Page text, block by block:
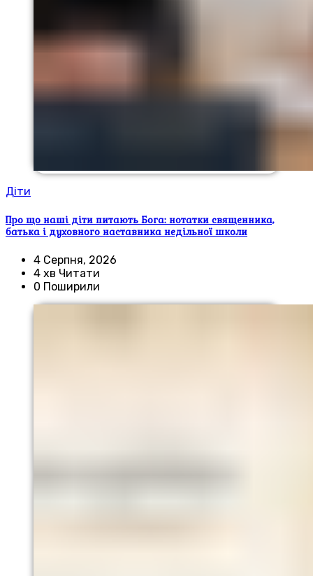
Діти
Про що наші діти питають Бога: нотатки священника,
батька і духовного наставника недільної школи
4 Серпня, 2026
4 хв Читати
0 Поширили